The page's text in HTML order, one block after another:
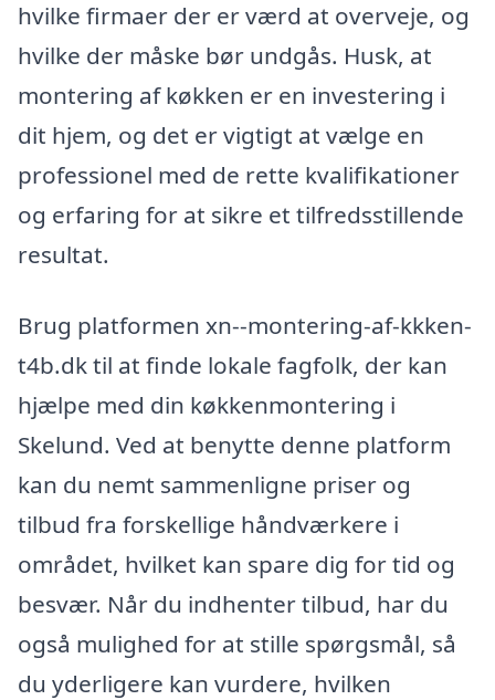
hvilke firmaer der er værd at overveje, og
hvilke der måske bør undgås. Husk, at
montering af køkken er en investering i
dit hjem, og det er vigtigt at vælge en
professionel med de rette kvalifikationer
og erfaring for at sikre et tilfredsstillende
resultat.
Brug platformen xn--montering-af-kkken-
t4b.dk til at finde lokale fagfolk, der kan
hjælpe med din køkkenmontering i
Skelund. Ved at benytte denne platform
kan du nemt sammenligne priser og
tilbud fra forskellige håndværkere i
området, hvilket kan spare dig for tid og
besvær. Når du indhenter tilbud, har du
også mulighed for at stille spørgsmål, så
du yderligere kan vurdere, hvilken